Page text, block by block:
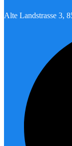
Alte Landstrasse 3,